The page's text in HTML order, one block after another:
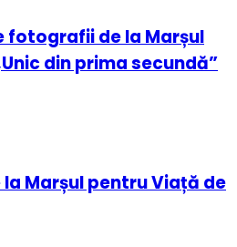
fotografii de la Marșul
din prima secundă”
Marșul pentru Viață de